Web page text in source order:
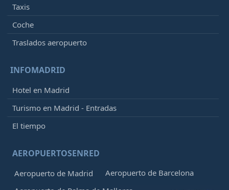
Taxis
Coche
Traslados aeropuerto
INFOMADRID
Hotel en Madrid
Turismo en Madrid - Entradas
El tiempo
AEROPUERTOSENRED
Aeropuerto de Madrid
Aeropuerto de Barcelona